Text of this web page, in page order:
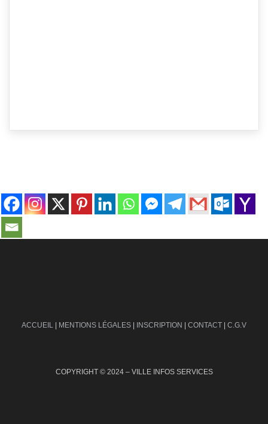
ACCUEIL | MENTIONS LÉGALES | INSCRIPTION | CONTACT | C.G.V
COPYRIGHT © 2024 – VILLE INFOS SERVICES